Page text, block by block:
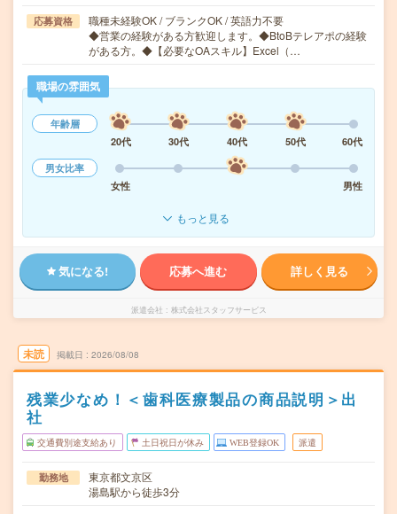
応募資格
職種未経験OK / ブランクOK / 英語力不要
◆営業の経験がある方歓迎します。◆BtoBテレアポの経験
がある方。◆【必要なOAスキル】Excel（…
職場の雰囲気
年齢層
20代
30代 40代 50代
60代
男女比率
女性
男性
もっと見る
気になる! 応募へ進む 詳しく見る
派遣会社 株式会社スタッフサービス
未読 掲載日 2026/08/08
残業少なめ！＜歯科医療製品の商品説明＞出
社
交通費別途支給あり 土日祝日が休み WEB登録OK 派遣
勤務地
東京都文京区
湯島駅から徒歩3分